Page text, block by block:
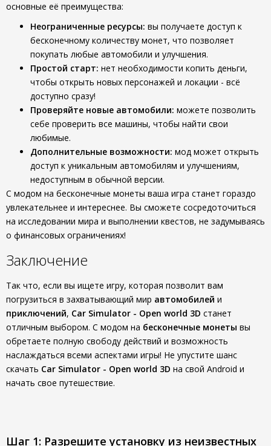
основные её преимущества:
Неограниченные ресурсы: вы получаете доступ к
бесконечному количеству монет, что позволяет
покупать любые автомобили и улучшения.
Простой старт: нет необходимости копить деньги,
чтобы открыть новых персонажей и локации - всё
доступно сразу!
Проверяйте новые автомобили: можете позволить
себе проверить все машины, чтобы найти свои
любимые.
Дополнительные возможности: мод может открыть
доступ к уникальным автомобилям и улучшениям,
недоступным в обычной версии.
С модом на бесконечные монеты ваша игра станет гораздо
увлекательнее и интереснее. Вы сможете сосредоточиться
на исследовании мира и выполнении квестов, не задумываясь
о финансовых ограничениях!
Заключение
Так что, если вы ищете игру, которая позволит вам
погрузиться в захватывающий мир автомобилей и
приключений, Car Simulator - Open world 3D станет
отличным выбором. С модом на бесконечные монеты вы
обретаете полную свободу действий и возможность
наслаждаться всеми аспектами игры! Не упустите шанс
скачать Car Simulator - Open world 3D на свой Android и
начать свое путешествие.
Шаг 1: Разрешите установку из неизвестных